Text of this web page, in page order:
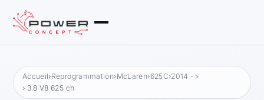
Accueil›Reprogrammation›McLaren›625C›2014 ->
› 3.8 V8 625 ch